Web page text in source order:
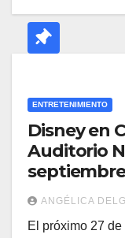
ENTRETENIMIENTO
Disney en
Auditorio
El Rey León
ANGÉLICA
El próximo 27